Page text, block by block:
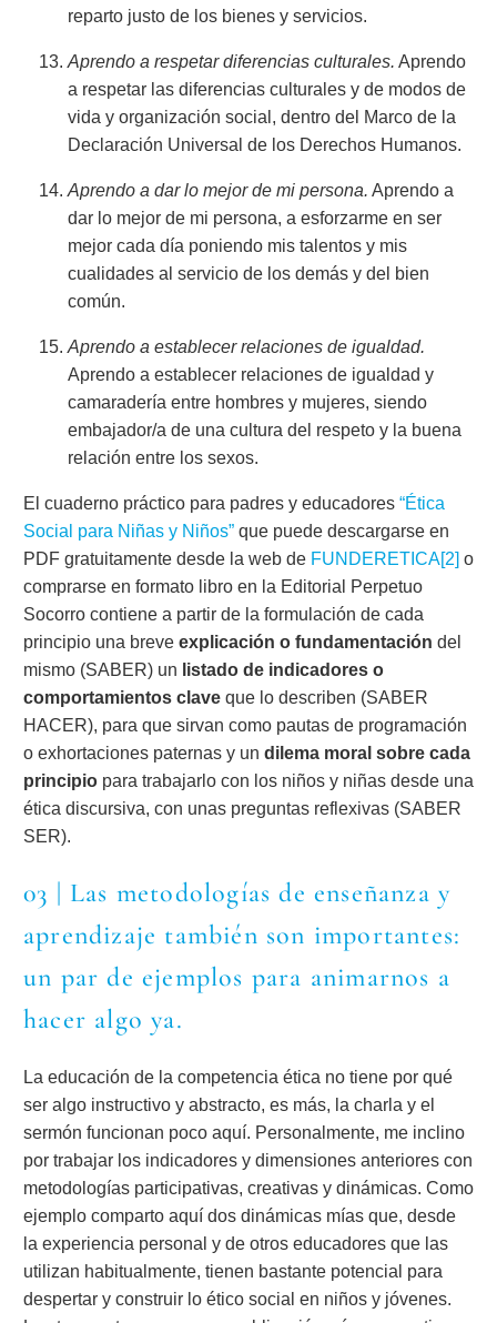
reparto justo de los bienes y servicios.
Aprendo a respetar diferencias culturales. Aprendo
a respetar las diferencias culturales y de modos de
vida y organización social, dentro del Marco de la
Declaración Universal de los Derechos Humanos.
Aprendo a dar lo mejor de mi persona. Aprendo a
dar lo mejor de mi persona, a esforzarme en ser
mejor cada día poniendo mis talentos y mis
cualidades al servicio de los demás y del bien
común.
Aprendo a establecer relaciones de igualdad.
Aprendo a establecer relaciones de igualdad y
camaradería entre hombres y mujeres, siendo
embajador/a de una cultura del respeto y la buena
relación entre los sexos.
El cuaderno práctico para padres y educadores “Ética
Social para Niñas y Niños” que puede descargarse en
PDF gratuitamente desde la web de FUNDERETICA[2] o
comprarse en formato libro en la Editorial Perpetuo
Socorro contiene a partir de la formulación de cada
principio una breve explicación o fundamentación del
mismo (SABER) un listado de indicadores o
comportamientos clave que lo describen (SABER
HACER), para que sirvan como pautas de programación
o exhortaciones paternas y un dilema moral sobre cada
principio para trabajarlo con los niños y niñas desde una
ética discursiva, con unas preguntas reflexivas (SABER
SER).
03 | Las metodologías de enseñanza y
aprendizaje también son importantes:
un par de ejemplos para animarnos a
hacer algo ya.
La educación de la competencia ética no tiene por qué
ser algo instructivo y abstracto, es más, la charla y el
sermón funcionan poco aquí. Personalmente, me inclino
por trabajar los indicadores y dimensiones anteriores con
metodologías participativas, creativas y dinámicas. Como
ejemplo comparto aquí dos dinámicas mías que, desde
la experiencia personal y de otros educadores que las
utilizan habitualmente, tienen bastante potencial para
despertar y construir lo ético social en niños y jóvenes.